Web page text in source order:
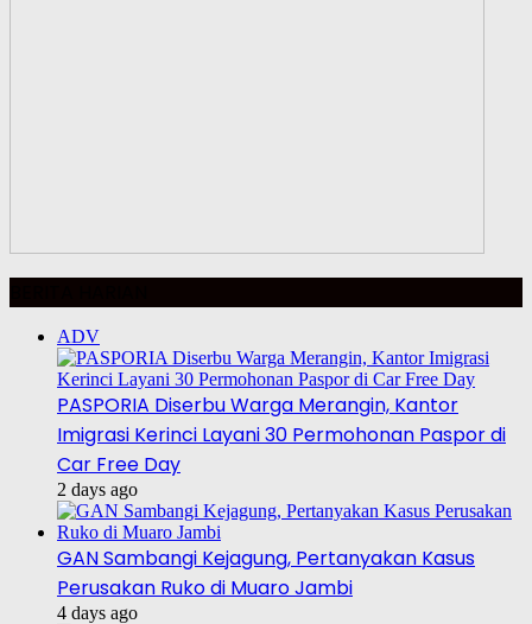
ADV
PASPORIA Diserbu Warga Merangin, Kantor
Imigrasi Kerinci Layani 30 Permohonan Paspor di
Car Free Day
2 days ago
GAN Sambangi Kejagung, Pertanyakan Kasus
Perusakan Ruko di Muaro Jambi
4 days ago